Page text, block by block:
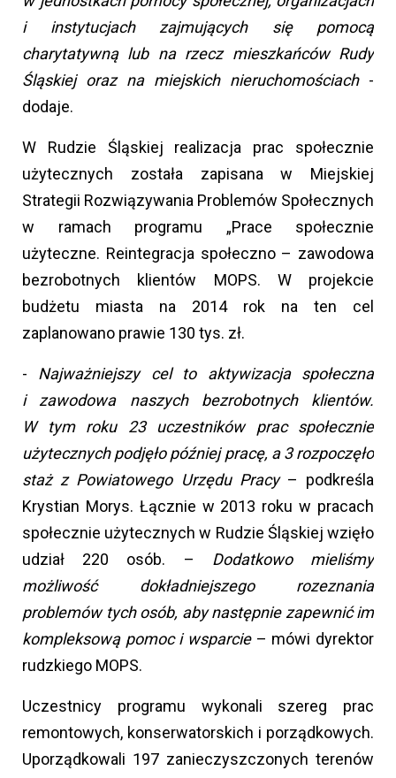
i instytucjach zajmujących się pomocą
charytatywną lub na rzecz mieszkańców Rudy
Śląskiej oraz na miejskich nieruchomościach-
dodaje.
W Rudzie Śląskiej realizacja prac społecznie
użytecznych została zapisana w Miejskiej
Strategii Rozwiązywania Problemów Społecznych
w ramach programu „Prace społecznie
użyteczne. Reintegracja społeczno – zawodowa
bezrobotnych klientów MOPS. W projekcie
budżetu miasta na 2014 rok na ten cel
zaplanowano prawie 130 tys. zł.
- Najważniejszy cel to aktywizacja społeczna
i zawodowa naszych bezrobotnych klientów.
W tym roku 23 uczestników prac społecznie
użytecznych podjęło później pracę, a 3 rozpoczęło
staż z Powiatowego Urzędu Pracy– podkreśla
Krystian Morys. Łącznie w 2013 roku w pracach
społecznie użytecznych w Rudzie Śląskiej wzięło
udział 220 osób. – Dodatkowo mieliśmy
możliwość dokładniejszego rozeznania
problemów tych osób, aby następnie zapewnić im
kompleksową pomoc i wsparcie– mówi dyrektor
rudzkiego MOPS.
Uczestnicy programu wykonali szereg prac
remontowych, konserwatorskich i porządkowych.
Uporządkowali 197 zanieczyszczonych terenów